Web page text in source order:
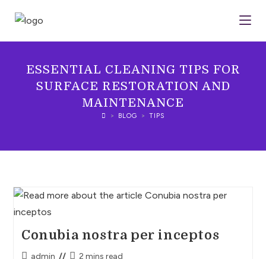
ESSENTIAL CLEANING TIPS FOR
SURFACE RESTORATION AND
MAINTENANCE
> BLOG > TIPS
Conubia nostra per inceptos
admin 2 mins read